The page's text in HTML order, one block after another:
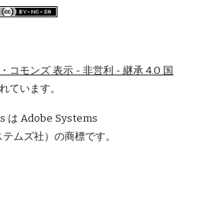
コモンズ 表示 - 非営利 - 継承 4.0 国
ています。
は Adobe Systems
ムズ社）の商標です。